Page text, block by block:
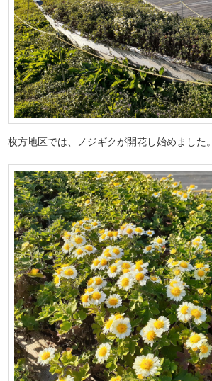
枚方地区では、ノジギクが開花し始めました。